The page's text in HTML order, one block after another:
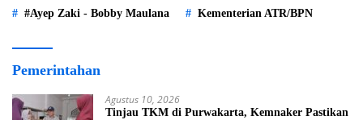
#Ayep Zaki - Bobby Maulana Kementerian ATR/BPN
Pemerintahan
Agustus 10, 2026
Tinjau TKM di Purwakarta, Kemnaker Pastikan